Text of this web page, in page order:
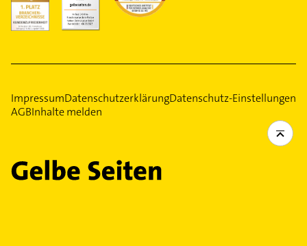
ImpressumDatenschutzerklärungDatenschutz-Einstellungen
AGBInhalte melden